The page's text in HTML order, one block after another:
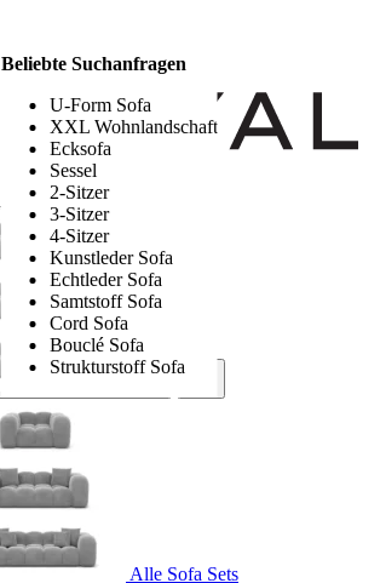
Beliebte Suchanfragen
U-Form Sofa
XXL Wohnlandschaft
Ecksofa
Sessel
2-Sitzer
3-Sitzer
4-Sitzer
Kunstleder Sofa
Echtleder Sofa
Samtstoff Sofa
Cord Sofa
Bouclé Sofa
Strukturstoff Sofa
Suchergebnisse
Alle Sofa Sets